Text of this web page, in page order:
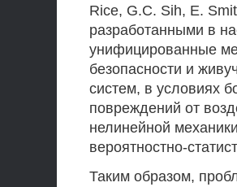
Rice, G.C. Sih, E.
разработанными в
унифицированные
безопасности и
систем, в условиях
повреждений от
нелинейной
вероятностно-
Таким образом,